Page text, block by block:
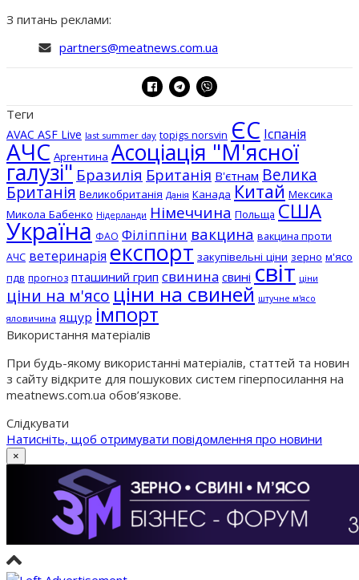
З питань реклами:
partners@meatnews.com.ua
Теги
AVAC ASF Live last summer day topigs norsvin ЄС Іспанія
АЧС Аргентина Асоціація "М'ясної
галузі" Бразилія Британія В'єтнам Велика
Британія Великобританія Данія Канада Китай Мексика
Микола Бабенко Нідерланди Німеччина Польща США
Україна ФАО Філіппіни вакцина вакцина проти
АЧС ветеринарія експорт закупівельні ціни зерно м'ясо
пдв прогноз пташиний грип свинина свині світ ціни
ціни на м'ясо ціни на свиней штучне м'ясо
яловичина ящур імпорт
Використання матеріалів
При будь-якому використанні матеріалів, статтей та новин
з сайту відкрите для пошукових систем гіперпосилання на
meatnews.com.ua обов’язкове.
Слідкувати
Натисніть, щоб отримувати повідомлення про новини
×